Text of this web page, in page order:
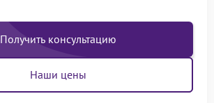
Получить консультацию
Наши цены